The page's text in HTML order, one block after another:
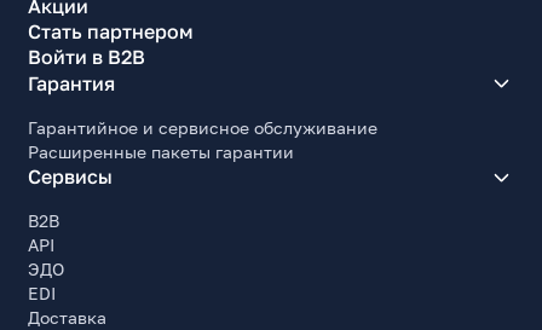
Акции
Стать партнером
Войти в B2B
Гарантия
Гарантийное и сервисное обслуживание
Расширенные пакеты гарантии
Сервисы
B2B
API
ЭДО
EDI
Доставка